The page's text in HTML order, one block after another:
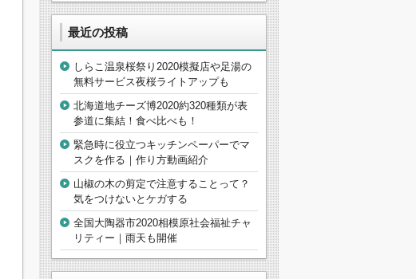
最近の投稿
しらこ温泉桜祭り2020模擬店や足湯の
無料サービス夜桜ライトアップも
北海道地チーズ博2020約320種類が表
参道に集結！食べ比べも！
緊急時に役立つキッチンペーパーでマ
スクを作る｜作り方動画紹介
山椒の木の剪定で注意することって？
気をつけないとケガする
全国大陶器市2020相模原社会福祉チャ
リティー｜雨天も開催